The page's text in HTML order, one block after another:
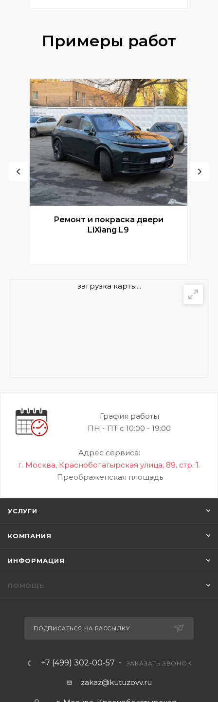
Примеры работ
Ремонт и покраска двери
LiXiang L9
загрузка карты...
График работы
ПН - ПТ с 10:00 - 19:00
Адрес сервиса:
г. Москва, Краснобогатырская улица, 89, стр. 1.
Преображенская площадь
УСЛУГИ
КОМПАНИЯ
ИНФОРМАЦИЯ
ПОМОЩЬ
ПОДПИСАТЬСЯ НА РАССЫЛКУ
+7 (499) 302-00-57 ЗАКАЗАТЬ ЗВОНОК
zakaz@kutuzovv.ru